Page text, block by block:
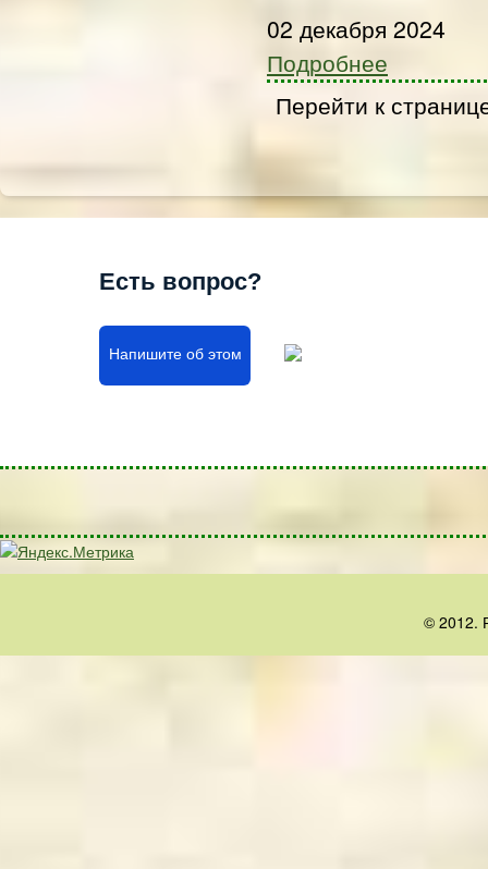
02 декабря 2024
Подробнее
Перейти к
Есть вопрос?
Напишите об этом
© 2012.